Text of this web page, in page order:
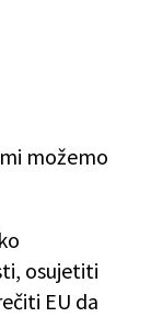
možemo
osujetiti
EU da